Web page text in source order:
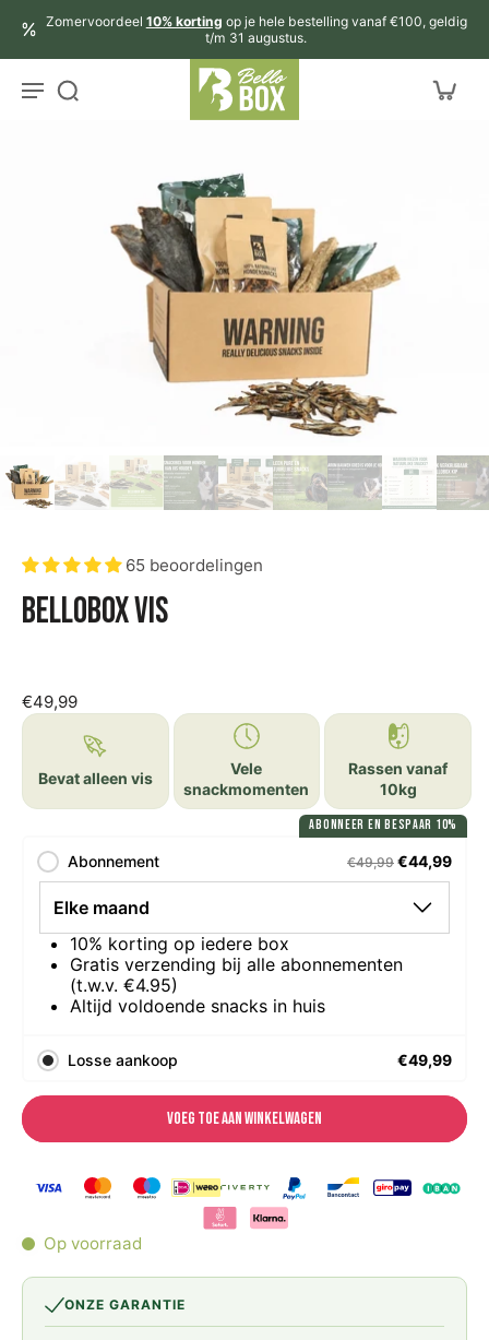
Zomervoordeel 10% korting op je hele bestelling vanaf €100, geldig
t/m 31 augustus.
65 beoordelingen
Bellobox vis
€49,99
Bevat alleen vis
Vele
snackmomenten
Rassen vanaf
10kg
ABONNEER EN BESPAAR 10%
Abonnement €49,99 €44,99
10% korting op iedere box
Gratis verzending bij alle abonnementen
(t.w.v. €4.95)
Altijd voldoende snacks in huis
Losse aankoop €49,99
Voeg toe aan winkelwagen
Op voorraad
ONZE GARANTIE